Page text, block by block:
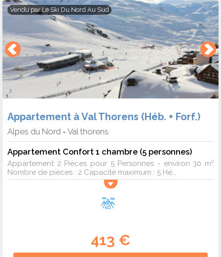
Vendu par Le Ski Du Nord Au Sud
Appartement à Val Thorens (Héb. + Forf.)
Alpes du Nord - Val thorens
Appartement Confort 1 chambre (5 personnes)
Appartement 2 Pièces pour 5 Personnes - environ 30 m²
Nombre de pièces : 2 Capacité maximum : 5 Hé...
413 €